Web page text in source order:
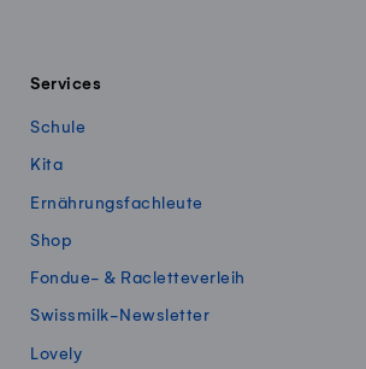
Services
Schule
Kita
Ernährungsfachleute
Shop
Fondue- & Racletteverleih
Swissmilk-Newsletter
Lovely